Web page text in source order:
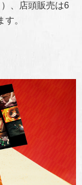
、店頭販売は6
。